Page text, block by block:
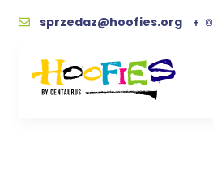
sprzedaz@hoofies.org